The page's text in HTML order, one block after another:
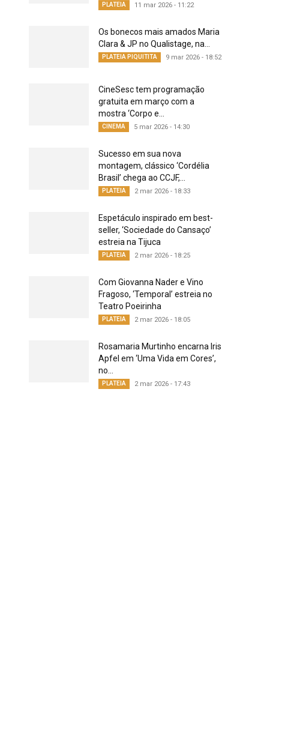
PLATEIA 11 mar 2026 - 11:22
Os bonecos mais amados Maria
Clara & JP no Qualistage, na...
PLATEIA PIQUITITA 9 mar 2026 - 18:52
CineSesc tem programação
gratuita em março com a
mostra ‘Corpo e...
CINEMA 5 mar 2026 - 14:30
Sucesso em sua nova
montagem, clássico ‘Cordélia
Brasil’ chega ao CCJF,...
PLATEIA 2 mar 2026 - 18:33
Espetáculo inspirado em best-
seller, ‘Sociedade do Cansaço’
estreia na Tijuca
PLATEIA 2 mar 2026 - 18:25
Com Giovanna Nader e Vino
Fragoso, ‘Temporal’ estreia no
Teatro Poeirinha
PLATEIA 2 mar 2026 - 18:05
Rosamaria Murtinho encarna Iris
Apfel em ‘Uma Vida em Cores’,
no...
PLATEIA 2 mar 2026 - 17:43